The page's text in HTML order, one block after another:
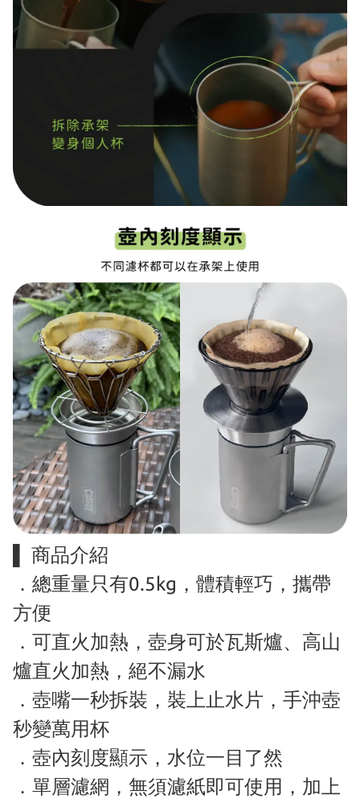
▌ 商品介紹
．總重量只有0.5kg，體積輕巧，攜帶
方便
．可直火加熱，壺身可於瓦斯爐、高山
爐直火加熱，絕不漏水
．壺嘴一秒拆裝，裝上止水片，手沖壺
秒變萬用杯
．壺內刻度顯示，水位一目了然
．單層濾網，無須濾紙即可使用，加上